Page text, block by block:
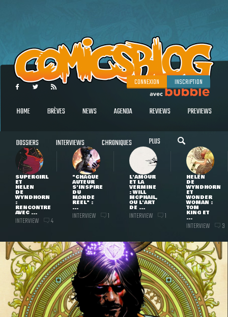
CONNEXION INSCRIPTION
HOME BRÈVES NEWS AGENDA REVIEWS PREVIEWS
DOSSIERS INTERVIEWS CHRONIQUES PLUS
SUPERGIRL
ET
HELEN
DE
WYNDHORN
:
RENCONTRE
AVEC ...
INTERVIEW 4
"CHAQUE
AUTEUR
S'INSPIRE
DU
MONDE
RÉEL" :
...
INTERVIEW 1
L'AMOUR
ET LA
VERMINE
: WILL
MCPHAIL,
OU L'ART
DE ...
INTERVIEW 1
HELEN
DE
WYNDHORN
ET
WONDER
WOMAN :
TOM
KING ET
...
INTERVIEW 3